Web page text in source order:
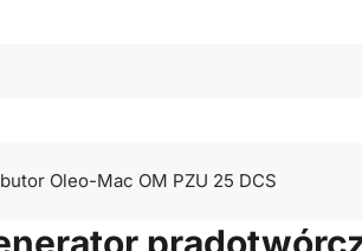
Oleo-Mac OM PZU 25 DCS